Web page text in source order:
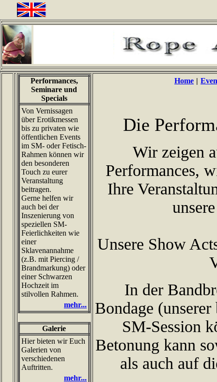
Performances,
Seminare und
Specials
Von Vernissagen
über Erotikmessen
bis zu privaten wie
öffentlichen Events
im SM- oder Fetisch-
Rahmen können wir
den besonderen
Touch zu eurer
Veranstaltung
beitragen.
Gerne helfen wir
auch bei der
Inszenierung von
speziellen SM-
Feierlichkeiten wie
einer
Sklavenannahme
(z.B. mit Piercing /
Brandmarkung) oder
einer Schwarzen
Hochzeit im
stilvollen Rahmen.
mehr...
Galerie
Hier bieten wir Euch
Galerien von
verschiedenen
Auftritten.
mehr...
Home |
Die
Wir zeigen
Performances,
Ihre
Unsere Show
In der
Bondage
SM-Session
Betonung kann
als auch auf